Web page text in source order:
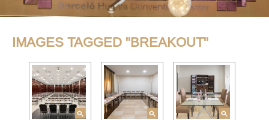
IMAGES TAGGED "BREAKOUT"